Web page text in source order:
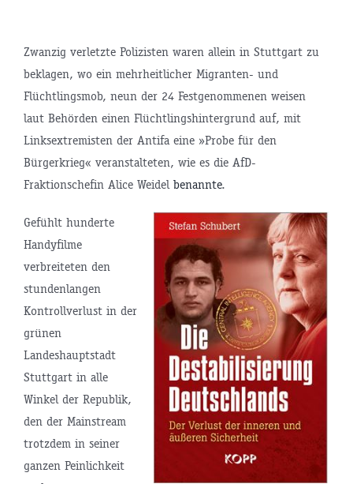
Zwanzig verletzte Polizisten waren allein in Stuttgart zu
beklagen, wo ein mehrheitlicher Migranten- und
Flüchtlingsmob, neun der 24 Festgenommenen weisen
laut Behörden einen Flüchtlingshintergrund auf, mit
Linksextremisten der Antifa eine »Probe für den
Bürgerkrieg« veranstalteten, wie es die AfD-
Fraktionschefin Alice Weidel benannte.
Gefühlt hunderte
Handyfilme
verbreiteten den
stundenlangen
Kontrollverlust in der
grünen
Landeshauptstadt
Stuttgart in alle
Winkel der Republik,
den der Mainstream
trotzdem in seiner
ganzen Peinlichkeit